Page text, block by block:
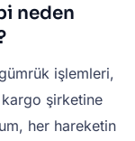
neden
işlemleri,
kargo şirketine
her hareketin